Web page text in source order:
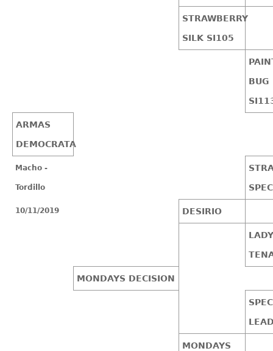
STRAWBERRY
SILK SI105
BUG
ARMAS
DEMOCRATA
Macho -
Tordillo
10/11/2019 DESIRIO
LADY
MONDAYS DECISION
MONDAYS